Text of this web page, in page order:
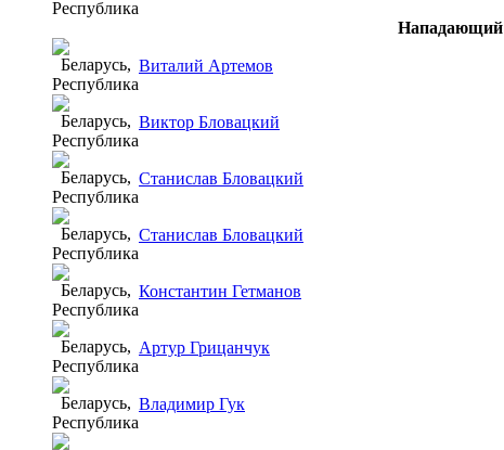
Нападающий
Виталий Артемов
Виктор Бловацкий
Станислав Бловацкий
Станислав Бловацкий
Константин Гетманов
Артур Грицанчук
Владимир Гук